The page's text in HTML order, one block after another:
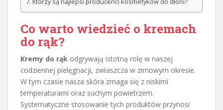
Którzy są najlepsi producenci kosmetyków do dłoni?
Co warto wiedzieć o kremach
do rąk?
Kremy do rąk odgrywają istotną rolę w naszej
codziennej pielęgnacji, zwłaszcza w zimowym okresie.
W tym czasie nasza skóra zmaga się z niskimi
temperaturami oraz suchym powietrzem.
Systematyczne stosowanie tych produktów przynosi